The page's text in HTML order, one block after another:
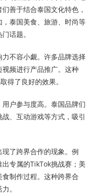
善于结合泰国文化特色，
泰国美食、旅游、时尚等
话题。
力不容小觑。许多品牌选择
频进行产品推广。这种
得了良好的效果。
用户参与度高。泰国品牌们
、互动游戏等方式，吸引
现了跨界合作的现象。例
专属的TikTok挑战赛；美
制作过程。这种跨界合
。